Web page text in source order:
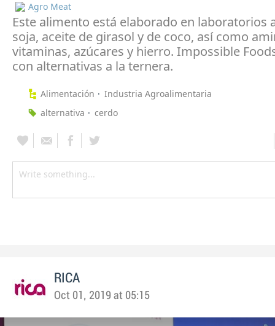
Agro Meat
Este alimento está elaborado en laboratorios
soja, aceite de girasol y de coco, así como
vitaminas, azúcares y hierro. Impossible
con alternativas a la ternera.
Alimentación
Industria Agroalimentaria
alternativa
cerdo
RICA
Oct 01, 2019 at 05:15